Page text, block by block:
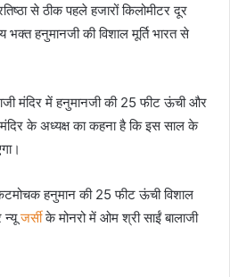
से ठीक पहले हजारों किलोमीटर दूर
भक्त हनुमानजी की विशाल मूर्ति भारत से
मंदिर में हनुमानजी की 25 फीट ऊंची और
के अध्यक्ष का कहना है कि इस साल के
हनुमान की 25 फीट ऊंची विशाल
न्यूजर्सीके मोनरो में ओम श्री साईं बालाजी